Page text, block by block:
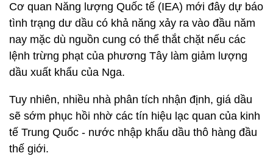
Cơ quan Năng lượng Quốc tế (IEA) mới đây dự báo
tình trạng dư dầu có khả năng xảy ra vào đầu năm
nay mặc dù nguồn cung có thể thắt chặt nếu các
lệnh trừng phạt của phương Tây làm giảm lượng
dầu xuất khẩu của Nga.
Tuy nhiên, nhiều nhà phân tích nhận định, giá dầu
sẽ sớm phục hồi nhờ các tín hiệu lạc quan của kinh
tế Trung Quốc - nước nhập khẩu dầu thô hàng đầu
thế giới.